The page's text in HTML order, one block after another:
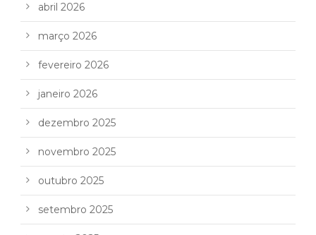
abril 2026
março 2026
fevereiro 2026
janeiro 2026
dezembro 2025
novembro 2025
outubro 2025
setembro 2025